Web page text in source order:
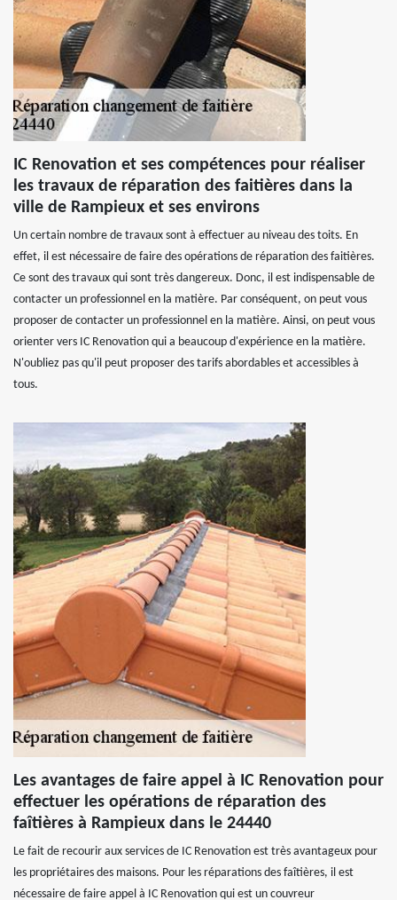
IC Renovation et ses compétences pour réaliser
les travaux de réparation des faitières dans la
ville de Rampieux et ses environs
Un certain nombre de travaux sont à effectuer au niveau des toits. En
effet, il est nécessaire de faire des opérations de réparation des faitières.
Ce sont des travaux qui sont très dangereux. Donc, il est indispensable de
contacter un professionnel en la matière. Par conséquent, on peut vous
proposer de contacter un professionnel en la matière. Ainsi, on peut vous
orienter vers IC Renovation qui a beaucoup d'expérience en la matière.
N'oubliez pas qu'il peut proposer des tarifs abordables et accessibles à
tous.
Les avantages de faire appel à IC Renovation pour
effectuer les opérations de réparation des
faîtières à Rampieux dans le 24440
Le fait de recourir aux services de IC Renovation est très avantageux pour
les propriétaires des maisons. Pour les réparations des faîtières, il est
nécessaire de faire appel à IC Renovation qui est un couvreur